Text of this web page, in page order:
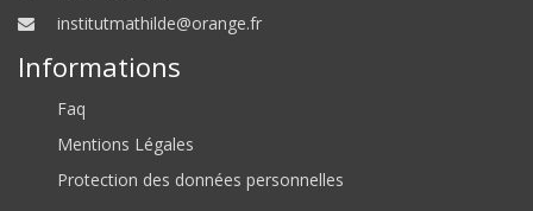
institutmathilde@orange.fr
Informations
Faq
Mentions Légales
Protection des données personnelles